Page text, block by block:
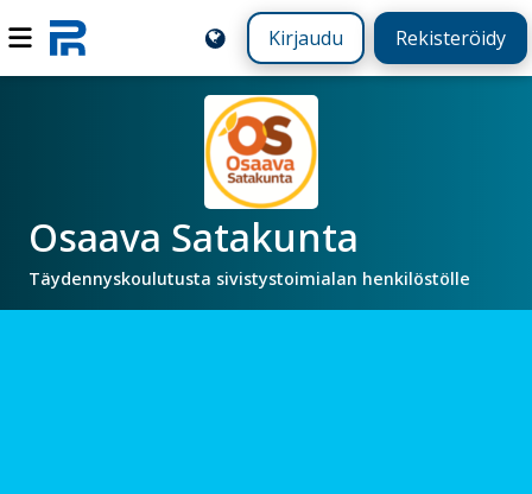
Kirjaudu Rekisteröidy
Osaava Satakunta
Täydennyskoulutusta sivistystoimialan henkilöstölle